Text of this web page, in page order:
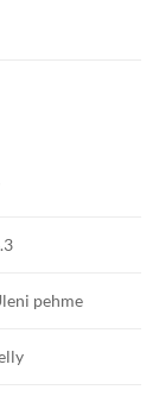
pehme